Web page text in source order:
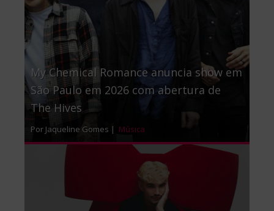
My Chemical Romance anuncia show em
São Paulo em 2026 com abertura de
The Hives
Por Jaqueline Gomes | Música